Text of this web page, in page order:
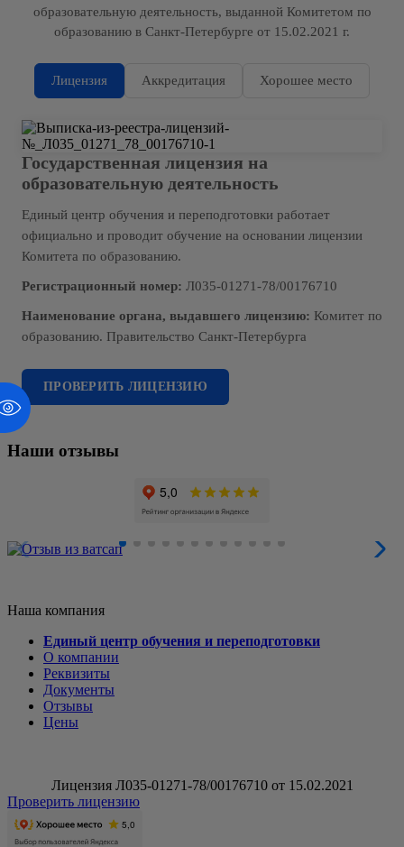
образовательную деятельность, выданной Комитетом по
образованию в Санкт-Петербурге от 15.02.2021 г.
Лицензия Аккредитация Хорошее место
Государственная лицензия на
образовательную деятельность
Единый центр обучения и переподготовки работает
официально и проводит обучение на основании лицензии
Комитета по образованию.
Регистрационный номер: Л035-01271-78/00176710
Наименование органа, выдавшего лицензию: Комитет по
образованию. Правительство Санкт-Петербурга
ПРОВЕРИТЬ ЛИЦЕНЗИЮ
Наши отзывы
Наша компания
Единый центр обучения и переподготовки
О компании
Реквизиты
Документы
Отзывы
Цены
Лицензия Л035-01271-78/00176710 от 15.02.2021
Проверить лицензию